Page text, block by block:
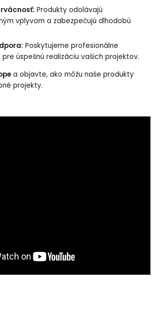
Produkty odolávajú
vplyvom a zabezpečujú dlhodobú
Poskytujeme profesionálne
úspešnú realizáciu vašich projektov.
a objavte, ako môžu naše produkty
projekty.